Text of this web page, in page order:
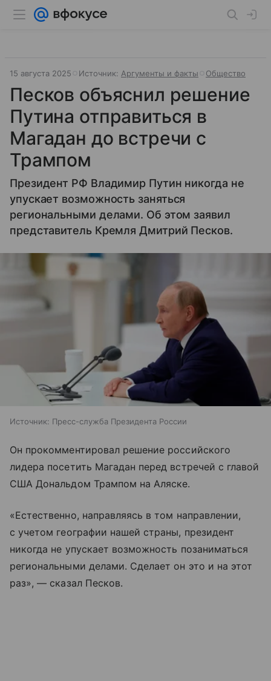
15 августа 2025 Источник: Аргументы и факты Общество
Песков объяснил решение
Путина отправиться в
Магадан до встречи с
Трампом
Президент РФ Владимир Путин никогда не
упускает возможность заняться
региональными делами. Об этом заявил
представитель Кремля Дмитрий Песков.
Источник: Пресс-служба Президента России
Он прокомментировал решение российского
лидера посетить Магадан перед встречей с главой
США Дональдом Трампом на Аляске.
«Естественно, направляясь в том направлении,
с учетом географии нашей страны, президент
никогда не упускает возможность позаниматься
региональными делами. Сделает он это и на этот
раз», — сказал Песков.